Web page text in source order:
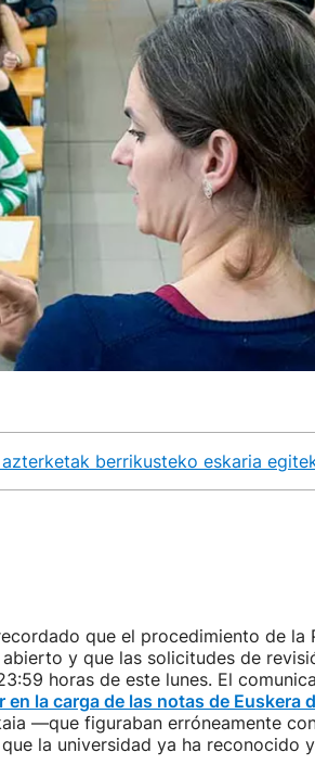
berrikusteko eskaria
que el procedimiento de la
y que las solicitudes de
horas de este lunes. El
en la carga de las notas de Euskera
—que figuraban erróneamente
la universidad ya ha reconocido